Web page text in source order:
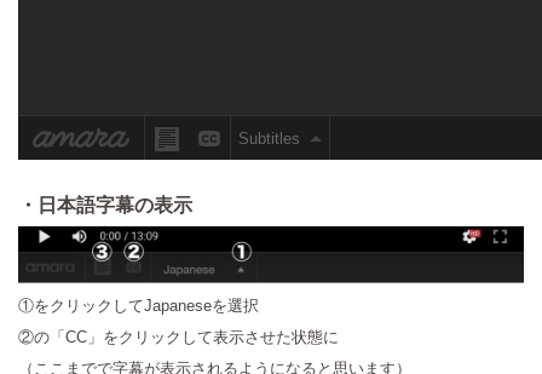
・日本語字幕の表示
①をクリックしてJapaneseを選択
②の「CC」をクリックして表示させた状態に
（ここまでで字幕が表示されるようになると思います）